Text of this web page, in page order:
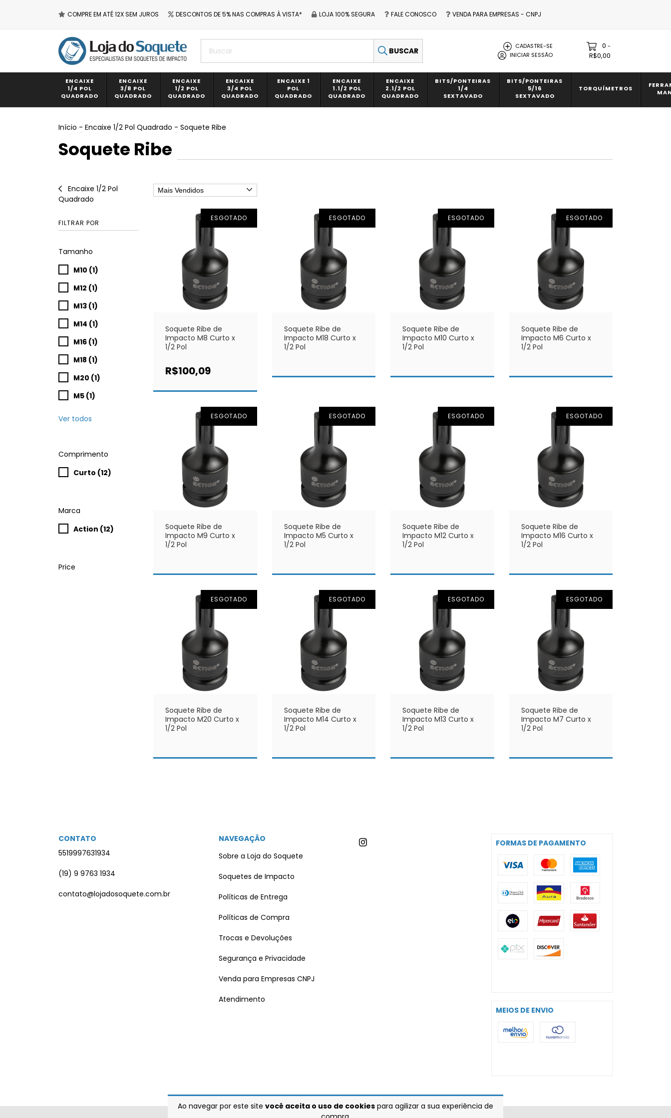
COMPRE EM ATÉ 12X SEM JUROS DESCONTOS DE 5% NAS COMPRAS À VISTA* LOJA 100% SEGURA FALE CONOSCO VENDA PARA EMPRESAS - CNPJ
BUSCAR
CADASTRE-SE
INICIAR SESSÃO
0 -
R$0,00
ENCAIXE
1/4 POL
QUADRADO
ENCAIXE
3/8 POL
QUADRADO
ENCAIXE
1/2 POL
QUADRADO
ENCAIXE
3/4 POL
QUADRADO
ENCAIXE 1
POL
QUADRADO
ENCAIXE
1.1/2 POL
QUADRADO
ENCAIXE
2.1/2 POL
QUADRADO
BITS/PONTEIRAS
1/4
SEXTAVADO
BITS/PONTEIRAS
5/16
SEXTAVADO
TORQUÍMETROS
Ao navegar por este site você aceita o uso de cookies para agilizar a sua experiência de
Início - Encaixe 1/2 Pol Quadrado - Soquete Ribe
Soquete Ribe
Encaixe 1/2 Pol
Quadrado
FILTRAR POR
Tamanho
M10 (1)
M12 (1)
M13 (1)
M14 (1)
M16 (1)
M18 (1)
M20 (1)
M5 (1)
Ver todos
Comprimento
Curto (12)
Marca
Action (12)
Price
ESGOTADO
Soquete Ribe de
Impacto M8 Curto x
1/2 Pol
R$100,09
ESGOTADO
Soquete Ribe de
Impacto M18 Curto x
1/2 Pol
ESGOTADO
Soquete Ribe de
Impacto M10 Curto x
1/2 Pol
ESGOTADO
Soquete Ribe de
Impacto M6 Curto x
1/2 Pol
ESGOTADO
Soquete Ribe de
Impacto M9 Curto x
1/2 Pol
ESGOTADO
Soquete Ribe de
Impacto M5 Curto x
1/2 Pol
ESGOTADO
Soquete Ribe de
Impacto M12 Curto x
1/2 Pol
ESGOTADO
Soquete Ribe de
Impacto M16 Curto x
1/2 Pol
ESGOTADO
Soquete Ribe de
Impacto M20 Curto x
1/2 Pol
ESGOTADO
Soquete Ribe de
Impacto M14 Curto x
1/2 Pol
ESGOTADO
Soquete Ribe de
Impacto M13 Curto x
1/2 Pol
ESGOTADO
Soquete Ribe de
Impacto M7 Curto x
1/2 Pol
NAVEGAÇÃO
Sobre a Loja do Soquete
Soquetes de Impacto
Políticas de Entrega
Políticas de Compra
Trocas e Devoluções
Segurança e Privacidade
Venda para Empresas CNPJ
Atendimento
CONTATO
5519997631934
(19) 9 9763 1934
contato@lojadosoquete.com.br
FORMAS DE PAGAMENTO
MEIOS DE ENVIO